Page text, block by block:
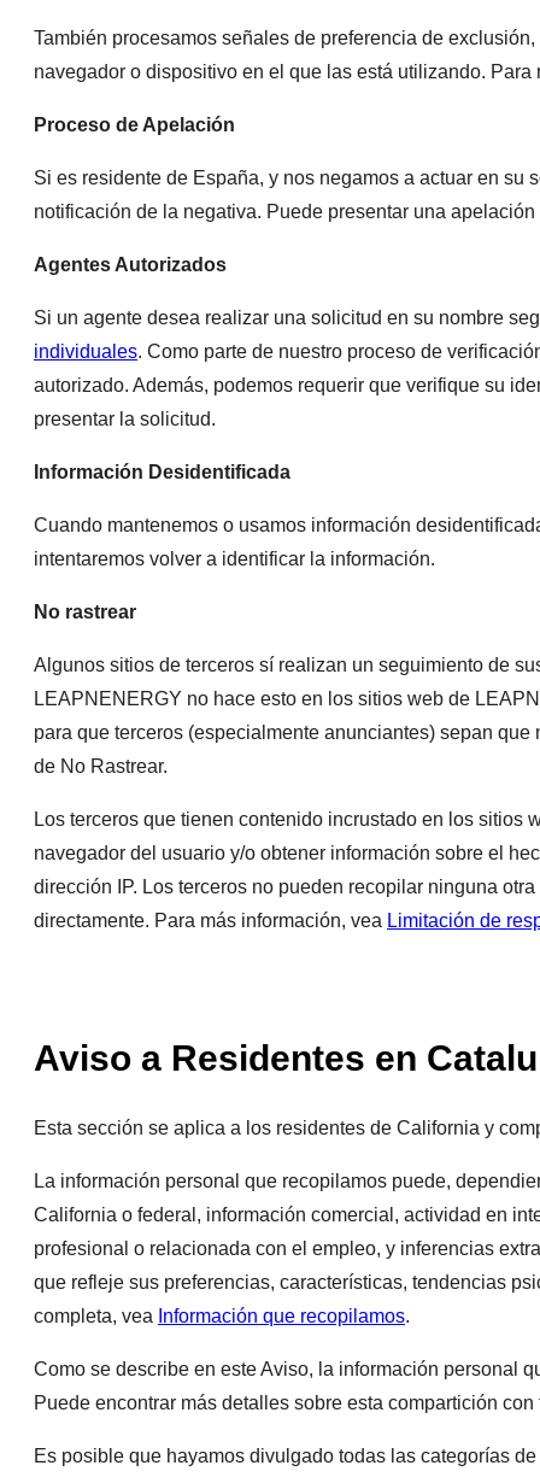
También procesamos señales de preferencia de
navegador o dispositivo en el que las está utilizando.
Proceso de Apelación
Si es residente de España, y nos negamos a actuar en
notificación de la negativa. Puede presentar una
Agentes Autorizados
Si un agente desea realizar una solicitud en su nombre
individuales. Como parte de nuestro proceso de
autorizado. Además, podemos requerir que verifique su
presentar la solicitud.
Información Desidentificada
Cuando mantenemos o usamos información
intentaremos volver a identificar la información.
No rastrear
Algunos sitios de terceros sí realizan un seguimiento de
LEAPNENERGY no hace esto en los sitios web de
para que terceros (especialmente anunciantes) sepan
de No Rastrear.
Los terceros que tienen contenido incrustado en los
navegador del usuario y/o obtener información sobre el
dirección IP. Los terceros no pueden recopilar ninguna
directamente. Para más información, vea Limitación de
Aviso a Residentes en
Esta sección se aplica a los residentes de California y
La información personal que recopilamos puede,
California o federal, información comercial, actividad en
profesional o relacionada con el empleo, y inferencias
que refleje sus preferencias, características, tendencias
completa, vea Información que recopilamos.
Como se describe en este Aviso, la información personal
Puede encontrar más detalles sobre esta compartición
Es posible que hayamos divulgado todas las categorías